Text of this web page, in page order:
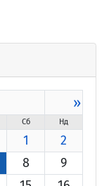
»
Сб Нд
1
2
8
9